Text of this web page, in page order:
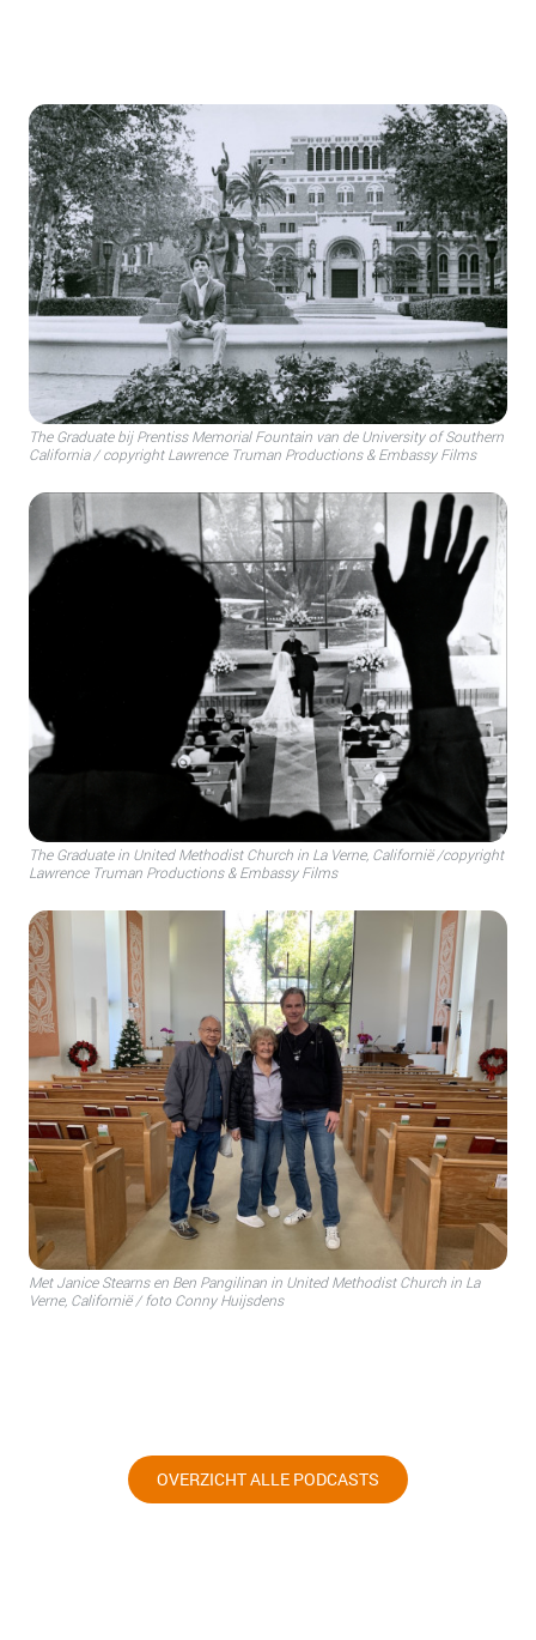
The Graduate bij Prentiss Memorial Fountain van de University of Southern
California / copyright Lawrence Truman Productions & Embassy Films
The Graduate in United Methodist Church in La Verne, Californië /copyright
Lawrence Truman Productions & Embassy Films
Met Janice Stearns en Ben Pangilinan in United Methodist Church in La
Verne, Californië / foto Conny Huijsdens
OVERZICHT ALLE PODCASTS